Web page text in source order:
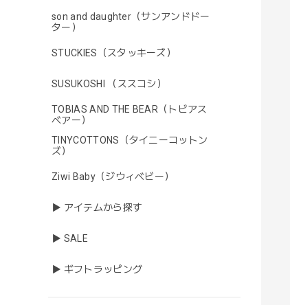
son and daughter（サンアンドドー
ター）
STUCKIES（スタッキーズ）
SUSUKOSHI （ススコシ）
TOBIAS AND THE BEAR（トビアス
ベアー）
TINYCOTTONS（タイニーコットン
ズ）
Ziwi Baby（ジウィベビー）
▶ アイテムから探す
▶ SALE
▶ ギフトラッピング